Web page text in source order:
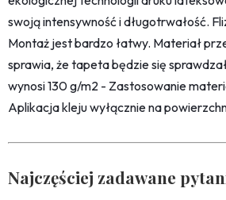
swoją intensywność i długotrwałość.
Montaż jest bardzo łatwy. Materiał
sprawia, że tapeta będzie się
wynosi 130 g/m2 - Zastosowanie
Aplikacja kleju wyłącznie na
Najczęściej zadawane